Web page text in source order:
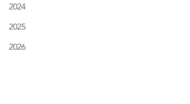
2024
2025
2026